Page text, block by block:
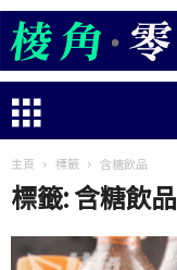
主頁 標籤 含糖飲品
標籤: 含糖飲品